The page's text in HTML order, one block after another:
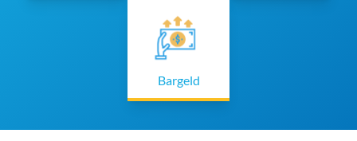
Bargeld